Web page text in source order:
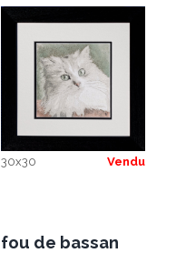
30x30 Vendu
fou de bassan